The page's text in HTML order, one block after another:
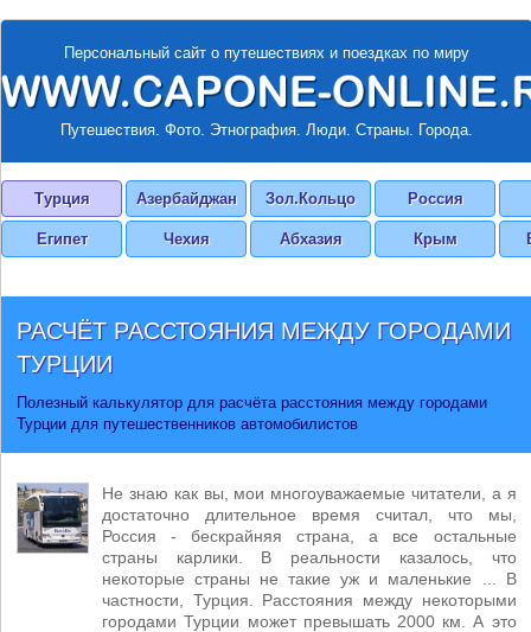
Персональный сайт о путешествиях и поездках по миру
Путешествия. Фото. Этнография. Люди. Страны. Города.
Турция Азербайджан Зол.Кольцо Россия
Египет Чехия Абхазия Крым
РАСЧЁТ РАССТОЯНИЯ МЕЖДУ ГОРОДАМИ
ТУРЦИИ
Полезный калькулятор для расчёта расстояния между городами
Турции для путешественников автомобилистов
Не знаю как вы, мои многоуважаемые читатели, а я
достаточно длительное время считал, что мы,
Россия - бескрайняя страна, а все остальные
страны карлики. В реальности казалось, что
некоторые страны не такие уж и маленькие ... В
частности, Турция. Расстояния между некоторыми
городами Турции может превышать 2000 км. А это